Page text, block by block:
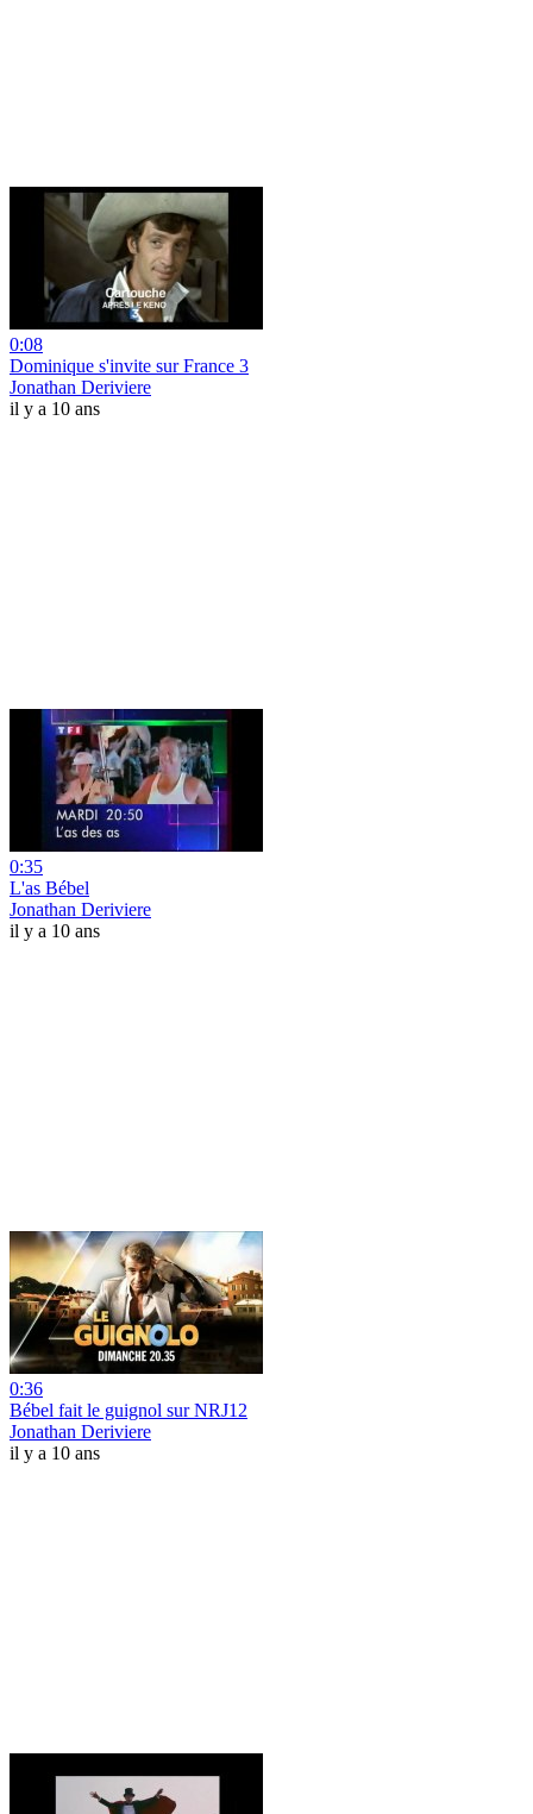
0:08
Dominique s'invite sur France 3
Jonathan Deriviere
il y a 10 ans
0:35
L'as Bébel
Jonathan Deriviere
il y a 10 ans
0:36
Bébel fait le guignol sur NRJ12
Jonathan Deriviere
il y a 10 ans